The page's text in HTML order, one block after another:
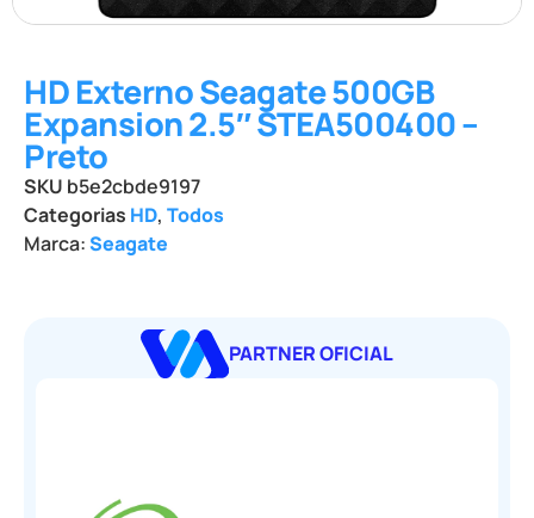
HD Externo Seagate 500GB
Expansion 2.5″ STEA500400 –
Preto
SKU b5e2cbde9197
Categorias HD, Todos
Marca:Seagate
PARTNER OFICIAL